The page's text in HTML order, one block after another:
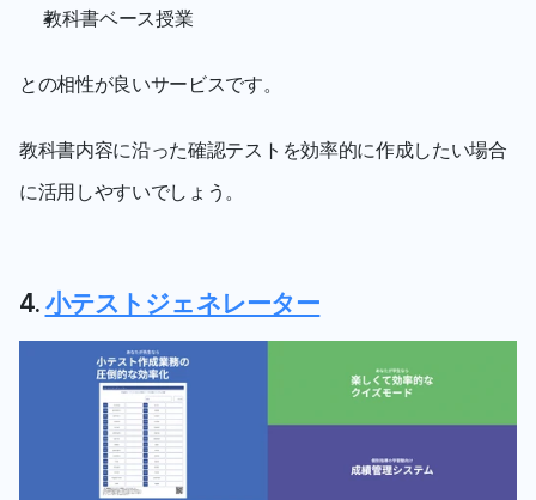
教科書ベース授業
との相性が良いサービスです。
教科書内容に沿った確認テストを効率的に作成したい場合
に活用しやすいでしょう。
4. 小テストジェネレーター